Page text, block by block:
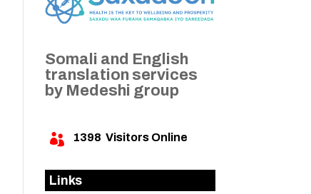
Somali and English
translation services
by Medeshi group
 1398 Visitors Online
Links